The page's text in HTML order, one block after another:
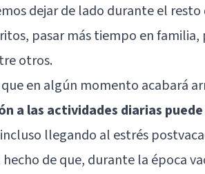
dejar de lado durante el
pasar más tiempo en familia,
otros.
en algún momento acabará
a las actividades diarias
llegando al estrés
de que, durante la época